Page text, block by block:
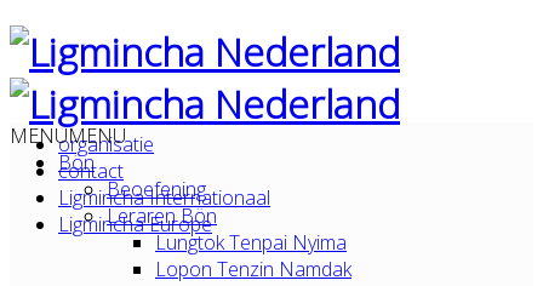
organisatie
contact
Ligmincha Internationaal
Ligmincha Europe
MENUMENU
Bön
Beoefening
Leraren Bön
Lungtok Tenpai Nyima
Lopon Tenzin Namdak